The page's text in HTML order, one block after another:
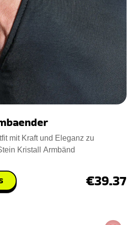
mit Kraft und Eleganz zu
Kristall Armbänd
€39.37